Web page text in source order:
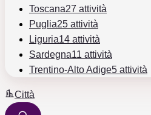
Toscana27 attività
Puglia25 attività
Liguria14 attività
Sardegna11 attività
Trentino-Alto Adige5 attività
Città